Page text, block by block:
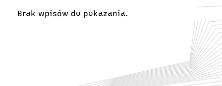
Brak wpisów do pokazania.